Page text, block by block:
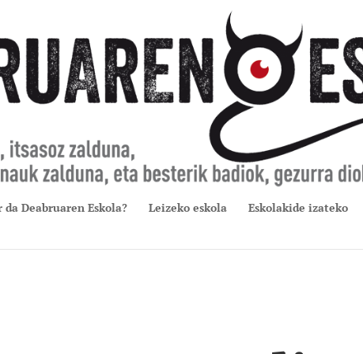
da Deabruaren Eskola? Leizeko eskola Eskolakide izateko